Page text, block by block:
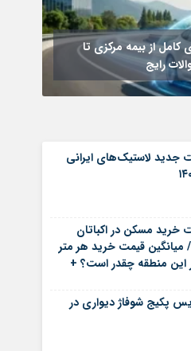
کامل از بیمه مرکزی تا
رایج
جدید لاستیک‌های ایرانی
خرید مسکن در اکباتان
مرداد ۱۴۰۵/ میانگین قیمت خرید هر متر
این منطقه چقدر است؟ +
پکیج شوفاژ دیواری در